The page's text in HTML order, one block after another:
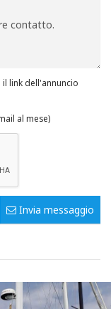
link dell'annuncio
al mese)
Invia messaggio